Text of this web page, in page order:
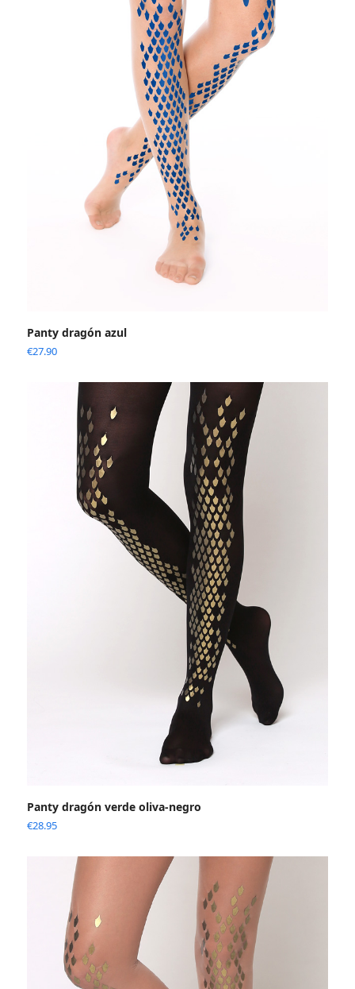
Panty dragón azul
€27.90
Panty dragón verde oliva-negro
€28.95